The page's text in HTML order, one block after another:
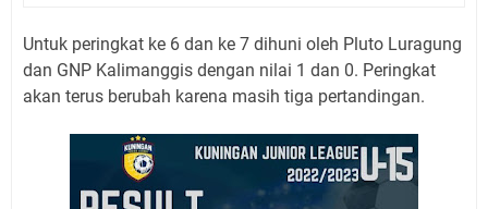
Untuk peringkat ke 6 dan ke 7 dihuni oleh Pluto Luragung
dan GNP Kalimanggis dengan nilai 1 dan 0. Peringkat
akan terus berubah karena masih tiga pertandingan.